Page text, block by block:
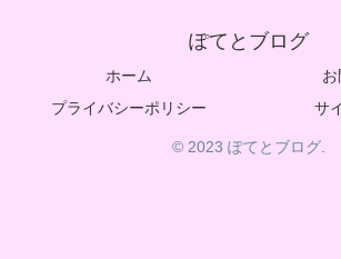
ぽてとブログ
ホーム
プライバシーポリシー
サ
© 2023 ぽてとブログ.